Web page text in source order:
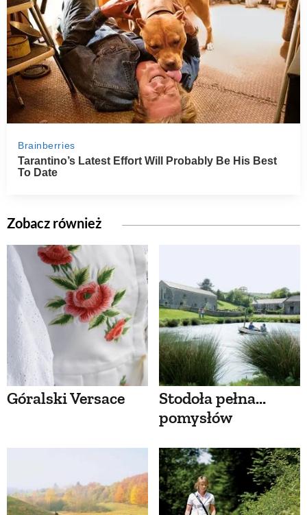
Zobacz również
Góralski Versace
Stodoła pełna...
pomysłów